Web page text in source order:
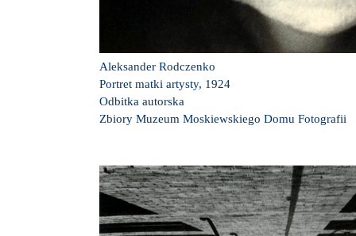
Aleksander Rodczenko
Portret matki artysty, 1924
Odbitka autorska
Zbiory Muzeum Moskiewskiego Domu Fotografii